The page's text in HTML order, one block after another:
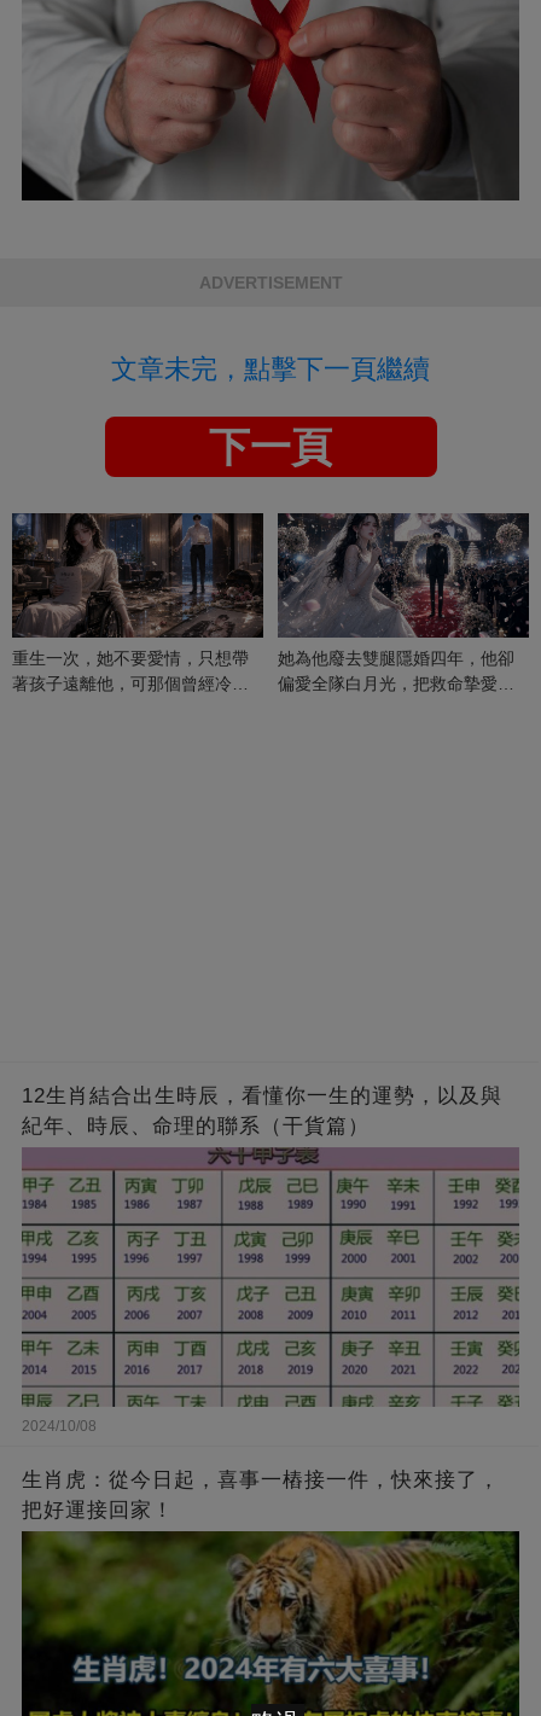
ADVERTISEMENT
文章未完，點擊下一頁繼續
下一頁
重生一次，她不要愛情，只想帶
著孩子遠離他，可那個曾經冷漠
她為他廢去雙腿隱婚四年，他卻
偏愛全隊白月光，把救命摯愛當
12生肖結合出生時辰，看懂你一生的運勢，以及與
紀年、時辰、命理的聯系（干貨篇）
2024/10/08
生肖虎：從今日起，喜事一樁接一件，快來接了，
把好運接回家！